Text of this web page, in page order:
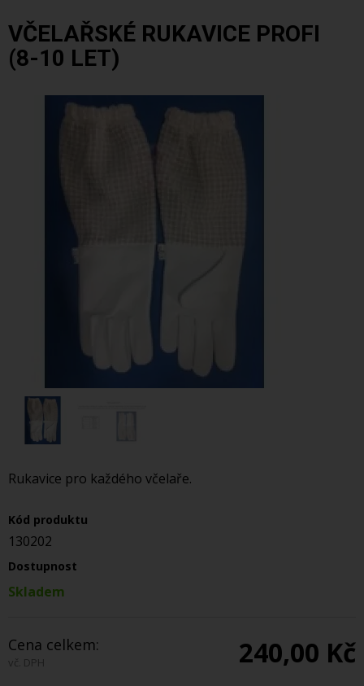
VČELAŘSKÉ RUKAVICE PROFI
(8-10 LET)
Rukavice pro každého včelaře.
Kód produktu
130202
Dostupnost
Skladem
Cena celkem:
vč. DPH 240,00 Kč